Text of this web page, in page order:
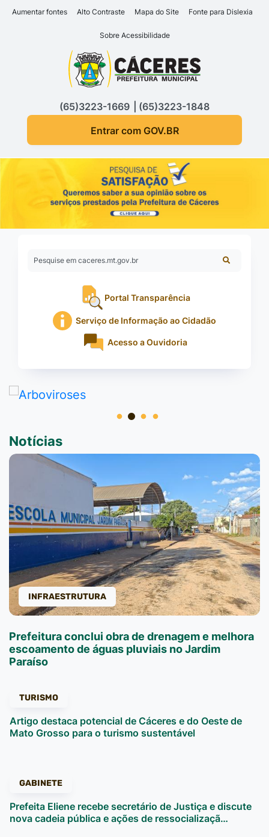
Seção de atalhos e links
Ir para o conteúdo [alt+1]
Ir para o rodapé [alt+4]
Aumentar fontes Alto Contraste Mapa do Site Fonte para Dislexia
Sobre Acessibilidade
Seção do menu principal
(65)3223-1669
(65)3223-1848
Entrar com GOV.BR
Pesquise em caceres.mt.gov.br
Portal Transparência
Serviço de Informação ao Cidadão
Acesso a Ouvidoria
Notícias
INFRAESTRUTURA
Prefeitura conclui obra de drenagem e melhora
escoamento de águas pluviais no Jardim
Paraíso
TURISMO
Artigo destaca potencial de Cáceres e do Oeste de
Mato Grosso para o turismo sustentável
GABINETE
Prefeita Eliene recebe secretário de Justiça e discute
nova cadeia pública e ações de ressocializaçã…